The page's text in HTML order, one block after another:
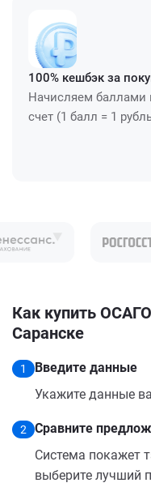
100% кешбэк за
Начисляем баллами
счет (1 балл = 1
Как купить
Саранске
1
Введите данные
Укажите данные
2
Сравните
Система покажет
выберите лучший